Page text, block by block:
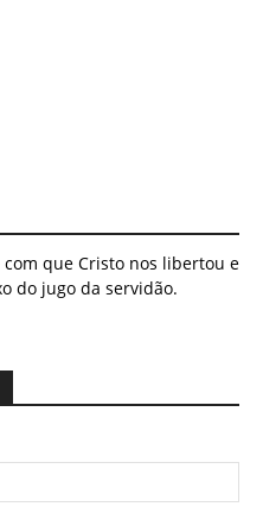
que Cristo nos libertou e
do jugo da servidão.